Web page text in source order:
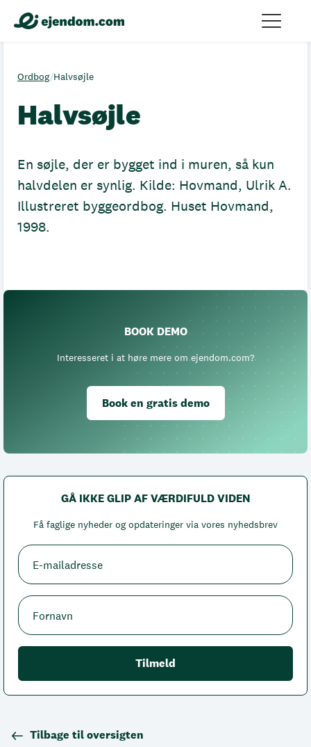
Ordbog/Halvsøjle
Halvsøjle
En søjle, der er bygget ind i muren, så kun
halvdelen er synlig. Kilde: Hovmand, Ulrik A.
Illustreret byggeordbog. Huset Hovmand,
1998.
BOOK DEMO
Interesseret i at høre mere om ejendom.com?
Book en gratis demo
GÅ IKKE GLIP AF VÆRDIFULD VIDEN
Få faglige nyheder og opdateringer via vores nyhedsbrev
Tilbage til oversigten